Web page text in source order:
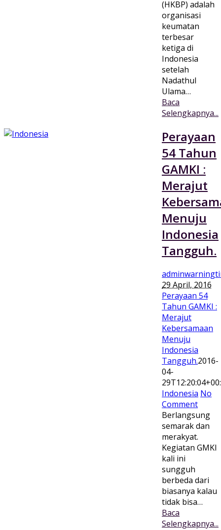
(HKBP) adalah
organisasi
keumatan
terbesar
ketiga di
Indonesia
setelah
Nadathul
Ulama…
Baca
Selengkapnya...
Perayaan
54 Tahun
GAMKI :
Merajut
Menuju
Indonesia
Tangguh.
29 April, 2016
Perayaan 54
Tahun GAMKI :
Merajut
Kebersamaan
Menuju
Indonesia
Tangguh.2016-
04-
Indonesia No
Comment
Berlangsung
semarak dan
merakyat.
Kegiatan GMKI
kali ini
sungguh
berbeda dari
biasanya kalau
tidak bisa…
Baca
Selengkapnya...